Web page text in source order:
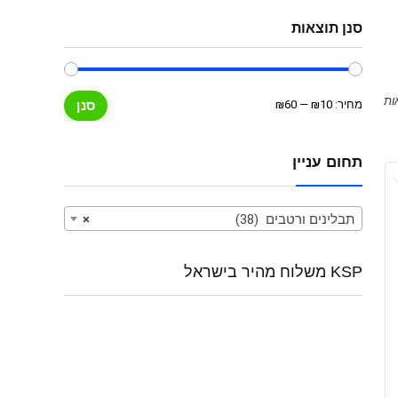
סנן תוצאות
מחיר
מחיר סנן מחיר: ₪10
—
₪60
תחום עניין
× תבלינים ורטבים (38)
KSP משלוח מהיר בישראל